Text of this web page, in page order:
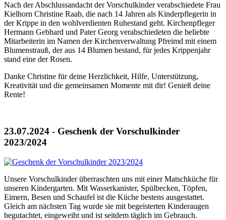
Nach der Abschlussandacht der Vorschulkinder verabschiedete Frau
Kielhorn Christine Raab, die nach 14 Jahren als Kinderpflegerin in
der Krippe in den wohlverdienten Ruhestand geht. Kirchenpfleger
Hermann Gebhard und Pater Georg verabschiedeten die beliebte
Mitarbeiterin im Namen der Kirchenverwaltung Pfreimd mit einem
Blumenstrauß, der aus 14 Blumen bestand, für jedes Krippenjahr
stand eine der Rosen.
Danke Christine für deine Herzlichkeit, Hilfe, Unterstützung,
Kreativität und die gemeinsamen Momente mit dir! Genieß deine
Rente!
23.07.2024 - Geschenk der Vorschulkinder
2023/2024
Unsere Vorschulkinder überraschten uns mit einer Matschküche für
unseren Kindergarten. Mit Wasserkanister, Spülbecken, Töpfen,
Eimern, Besen und Schaufel ist die Küche bestens ausgestattet.
Gleich am nächsten Tag wurde sie mit begeisterten Kinderaugen
begutachtet, eingeweiht und ist seitdem täglich im Gebrauch.